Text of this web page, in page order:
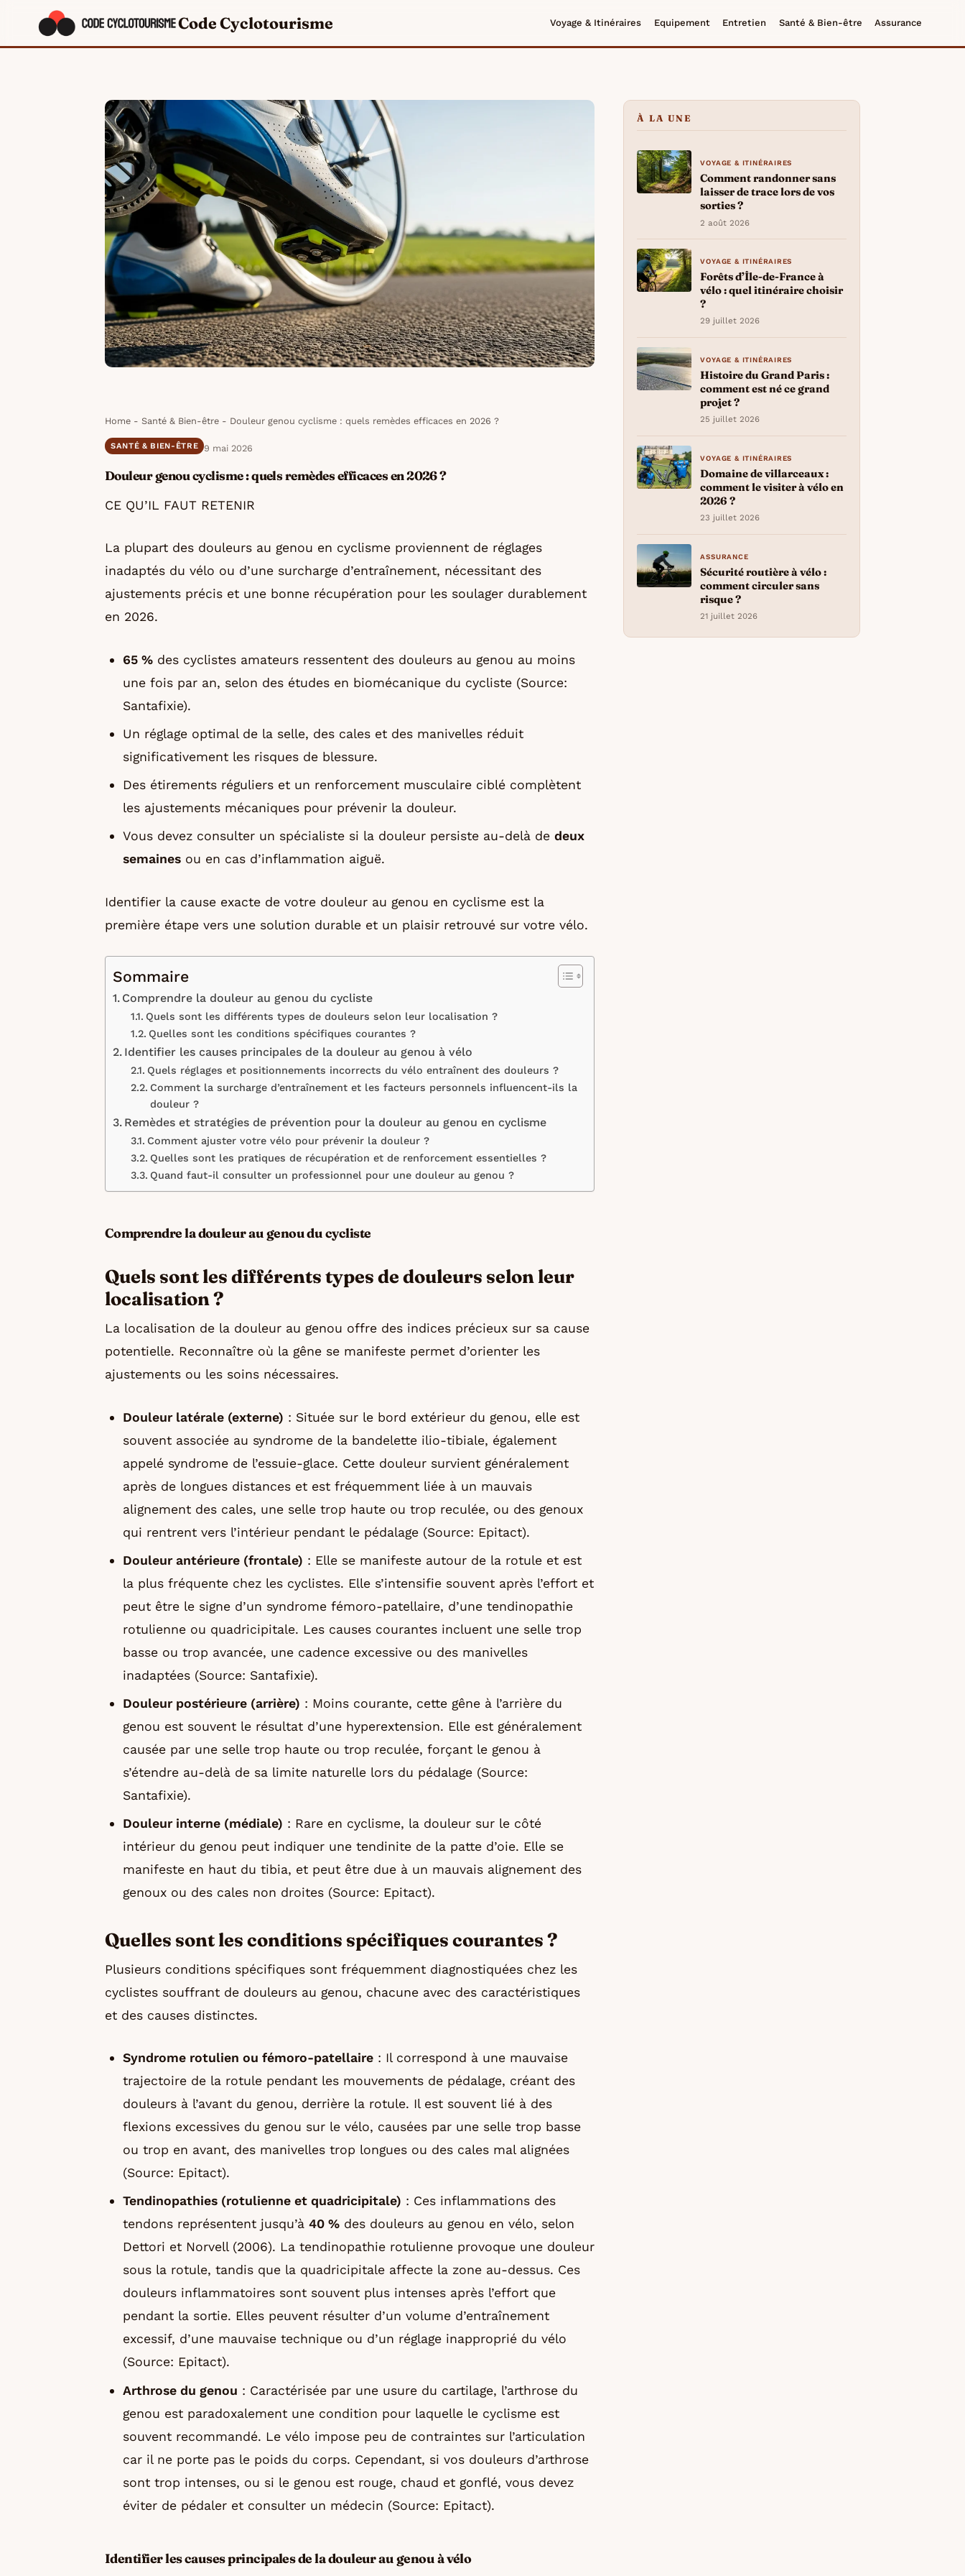
Code Cyclotourisme Voyage & Itinéraires Equipement Entretien Santé & Bien-être Assurance
Home - Santé & Bien-être - Douleur genou cyclisme : quels remèdes efficaces en 2026 ?
SANTÉ & BIEN-ÊTRE 9 mai 2026
Douleur genou cyclisme : quels remèdes efficaces en 2026 ?
CE QU’IL FAUT RETENIR
La plupart des douleurs au genou en cyclisme proviennent de réglages
inadaptés du vélo ou d’une surcharge d’entraînement, nécessitant des
ajustements précis et une bonne récupération pour les soulager durablement
en 2026.
65 %des cyclistes amateurs ressentent des douleurs au genou au moins
une fois par an, selon des études en biomécanique du cycliste (Source:
Santafixie).
Un réglage optimal de la selle, des cales et des manivelles réduit
significativement les risques de blessure.
Des étirements réguliers et un renforcement musculaire ciblé complètent
les ajustements mécaniques pour prévenir la douleur.
Vous devez consulter un spécialiste si la douleur persiste au-delà de deux
semainesou en cas d’inflammation aiguë.
Identifier la cause exacte de votre douleur au genou en cyclisme est la
première étape vers une solution durable et un plaisir retrouvé sur votre vélo.
Sommaire
Comprendre la douleur au genou du cycliste
Quels sont les différents types de douleurs selon leur localisation ?
Quelles sont les conditions spécifiques courantes ?
Identifier les causes principales de la douleur au genou à vélo
Quels réglages et positionnements incorrects du vélo entraînent des douleurs ?
Comment la surcharge d’entraînement et les facteurs personnels influencent-ils la
douleur ?
Remèdes et stratégies de prévention pour la douleur au genou en cyclisme
Comment ajuster votre vélo pour prévenir la douleur ?
Quelles sont les pratiques de récupération et de renforcement essentielles ?
Quand faut-il consulter un professionnel pour une douleur au genou ?
Comprendre la douleur au genou du cycliste
Quels sont les différents types de douleurs selon leur
localisation ?
La localisation de la douleur au genou offre des indices précieux sur sa cause
potentielle. Reconnaître où la gêne se manifeste permet d’orienter les
ajustements ou les soins nécessaires.
Douleur latérale (externe) : Située sur le bord extérieur du genou, elle est
souvent associée au syndrome de la bandelette ilio-tibiale, également
appelé syndrome de l’essuie-glace. Cette douleur survient généralement
après de longues distances et est fréquemment liée à un mauvais
alignement des cales, une selle trop haute ou trop reculée, ou des genoux
qui rentrent vers l’intérieur pendant le pédalage (Source: Epitact).
Douleur antérieure (frontale) : Elle se manifeste autour de la rotule et est
la plus fréquente chez les cyclistes. Elle s’intensifie souvent après l’effort et
peut être le signe d’un syndrome fémoro-patellaire, d’une tendinopathie
rotulienne ou quadricipitale. Les causes courantes incluent une selle trop
basse ou trop avancée, une cadence excessive ou des manivelles
inadaptées (Source: Santafixie).
Douleur postérieure (arrière) : Moins courante, cette gêne à l’arrière du
genou est souvent le résultat d’une hyperextension. Elle est généralement
causée par une selle trop haute ou trop reculée, forçant le genou à
s’étendre au-delà de sa limite naturelle lors du pédalage (Source:
Santafixie).
Douleur interne (médiale) : Rare en cyclisme, la douleur sur le côté
intérieur du genou peut indiquer une tendinite de la patte d’oie. Elle se
manifeste en haut du tibia, et peut être due à un mauvais alignement des
genoux ou des cales non droites (Source: Epitact).
Quelles sont les conditions spécifiques courantes ?
Plusieurs conditions spécifiques sont fréquemment diagnostiquées chez les
cyclistes souffrant de douleurs au genou, chacune avec des caractéristiques
et des causes distinctes.
Syndrome rotulien ou fémoro-patellaire: Il correspond à une mauvaise
trajectoire de la rotule pendant les mouvements de pédalage, créant des
douleurs à l’avant du genou, derrière la rotule. Il est souvent lié à des
flexions excessives du genou sur le vélo, causées par une selle trop basse
ou trop en avant, des manivelles trop longues ou des cales mal alignées
(Source: Epitact).
Tendinopathies (rotulienne et quadricipitale) : Ces inflammations des
tendons représentent jusqu’à 40 %des douleurs au genou en vélo, selon
Dettori et Norvell (2006). La tendinopathie rotulienne provoque une douleur
sous la rotule, tandis que la quadricipitale affecte la zone au-dessus. Ces
douleurs inflammatoires sont souvent plus intenses après l’effort que
pendant la sortie. Elles peuvent résulter d’un volume d’entraînement
excessif, d’une mauvaise technique ou d’un réglage inapproprié du vélo
(Source: Epitact).
Arthrose du genou : Caractérisée par une usure du cartilage, l’arthrose du
genou est paradoxalement une condition pour laquelle le cyclisme est
souvent recommandé. Le vélo impose peu de contraintes sur l’articulation
car il ne porte pas le poids du corps. Cependant, si vos douleurs d’arthrose
sont trop intenses, ou si le genou est rouge, chaud et gonflé, vous devez
éviter de pédaler et consulter un médecin (Source: Epitact).
Identifier les causes principales de la douleur au genou à vélo
À LA UNE
VOYAGE & ITINÉRAIRES
Comment randonner sans
laisser de trace lors de vos
sorties ?
2 août 2026
VOYAGE & ITINÉRAIRES
Forêts d’Île-de-France à
vélo : quel itinéraire choisir
?
29 juillet 2026
VOYAGE & ITINÉRAIRES
Histoire du Grand Paris :
comment est né ce grand
projet ?
25 juillet 2026
VOYAGE & ITINÉRAIRES
Domaine de villarceaux :
comment le visiter à vélo en
2026 ?
23 juillet 2026
ASSURANCE
Sécurité routière à vélo :
comment circuler sans
risque ?
21 juillet 2026